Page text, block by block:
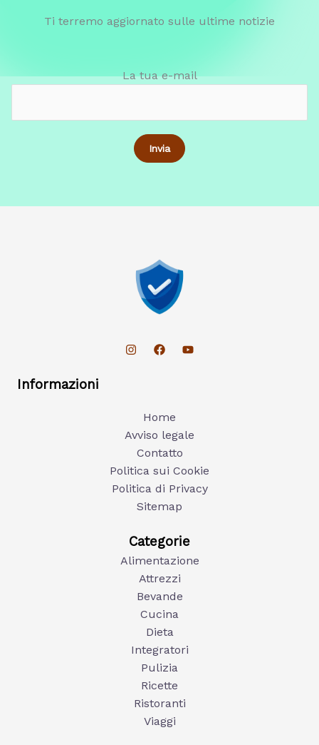
Ti terremo aggiornato sulle ultime notizie
La tua e-mail
Informazioni
Home
Avviso legale
Contatto
Politica sui Cookie
Politica di Privacy
Sitemap
Categorie
Alimentazione
Attrezzi
Bevande
Cucina
Dieta
Integratori
Pulizia
Ricette
Ristoranti
Viaggi